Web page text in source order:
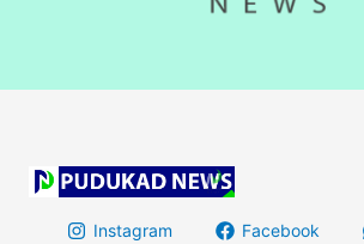
Instagram Facebook